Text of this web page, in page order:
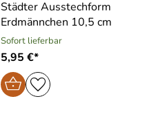
Städter Ausstechform
Erdmännchen 10,5 cm
Sofort lieferbar
5,95 €*